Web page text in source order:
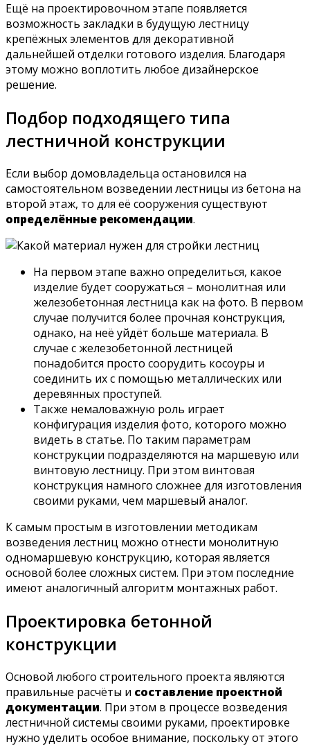
Ещё на проектировочном этапе появляется
возможность закладки в будущую лестницу
крепёжных элементов для декоративной
дальнейшей отделки готового изделия. Благодаря
этому можно воплотить любое дизайнерское
решение.
Подбор подходящего типа
лестничной конструкции
Если выбор домовладельца остановился на
самостоятельном возведении лестницы из бетона на
второй этаж, то для её сооружения существуют
определённые рекомендации.
На первом этапе важно определиться, какое
изделие будет сооружаться – монолитная или
железобетонная лестница как на фото. В первом
случае получится более прочная конструкция,
однако, на неё уйдёт больше материала. В
случае с железобетонной лестницей
понадобится просто соорудить косоуры и
соединить их с помощью металлических или
деревянных проступей.
Также немаловажную роль играет
конфигурация изделия фото, которого можно
видеть в статье. По таким параметрам
конструкции подразделяются на маршевую или
винтовую лестницу. При этом винтовая
конструкция намного сложнее для изготовления
своими руками, чем маршевый аналог.
К самым простым в изготовлении методикам
возведения лестниц можно отнести монолитную
одномаршевую конструкцию, которая является
основой более сложных систем. При этом последние
имеют аналогичный алгоритм монтажных работ.
Проектировка бетонной
конструкции
Основой любого строительного проекта являются
правильные расчёты и составление проектной
документации. При этом в процессе возведения
лестничной системы своими руками, проектировке
нужно уделить особое внимание, поскольку от этого